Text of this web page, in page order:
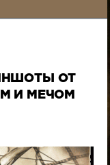
ОТ
И МЕЧОМ